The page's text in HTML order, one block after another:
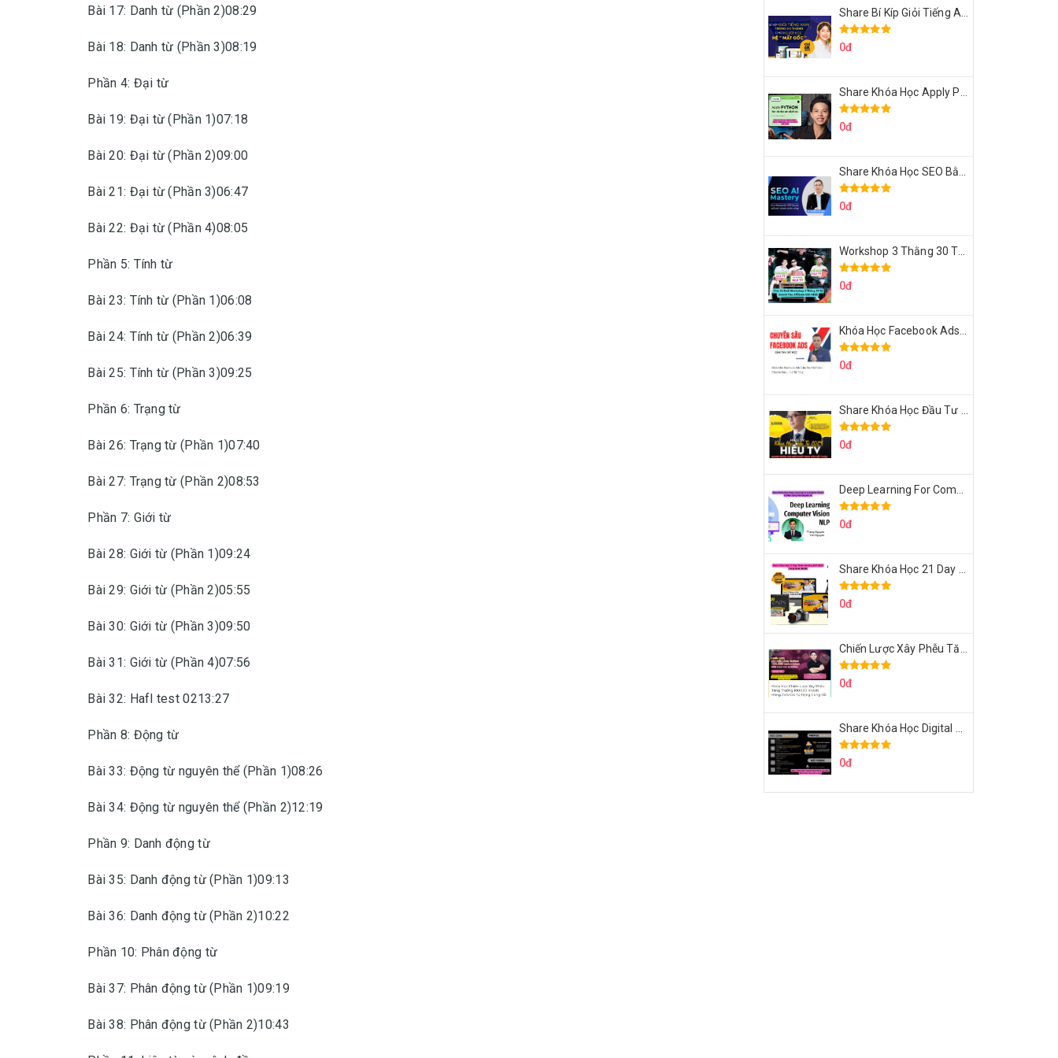
Bài 17: Danh từ (Phần 2)08:29
Bài 18: Danh từ (Phần 3)08:19
Phần 4: Đại từ
Bài 19: Đại từ (Phần 1)07:18
Bài 20: Đại từ (Phần 2)09:00
Bài 21: Đại từ (Phần 3)06:47
Bài 22: Đại từ (Phần 4)08:05
Phần 5: Tính từ
Bài 23: Tính từ (Phần 1)06:08
Bài 24: Tính từ (Phần 2)06:39
Bài 25: Tính từ (Phần 3)09:25
Phần 6: Trạng từ
Bài 26: Trạng từ (Phần 1)07:40
Bài 27: Trạng từ (Phần 2)08:53
Phần 7: Giới từ
Bài 28: Giới từ (Phần 1)09:24
Bài 29: Giới từ (Phần 2)05:55
Bài 30: Giới từ (Phần 3)09:50
Bài 31: Giới từ (Phần 4)07:56
Bài 32: Hafl test 0213:27
Phần 8: Động từ
Bài 33: Động từ nguyên thể (Phần 1)08:26
Bài 34: Động từ nguyên thể (Phần 2)12:19
Phần 9: Danh động từ
Bài 35: Danh động từ (Phần 1)09:13
Bài 36: Danh động từ (Phần 2)10:22
Phần 10: Phân động từ
Bài 37: Phân động từ (Phần 1)09:19
Bài 38: Phân động từ (Phần 2)10:43
0đ
0đ
0đ
0đ
0đ
0đ
0đ
0đ
0đ
0đ